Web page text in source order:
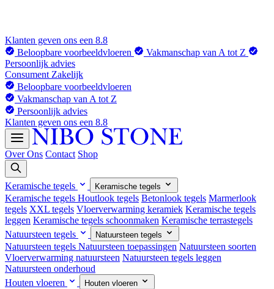
Klanten geven ons een 8.8
Beloopbare voorbeeldvloeren
Vakmanschap van A tot Z
Persoonlijk advies
Consument Zakelijk
Beloopbare voorbeeldvloeren
Vakmanschap van A tot Z
Persoonlijk advies
Klanten geven ons een 8.8
Over Ons Contact Shop
Keramische tegels Keramische tegels
Keramische tegels Houtlook tegels Betonlook tegels Marmerlook
tegels XXL tegels Vloerverwarming keramiek Keramische tegels
leggen Keramische tegels schoonmaken Keramische terrastegels
Natuursteen tegels
Natuursteen tegels
Natuursteen tegels Natuursteen toepassingen Natuursteen soorten
Vloerverwarming natuursteen Natuursteen tegels leggen
Natuursteen onderhoud
Houten vloeren
Houten vloeren